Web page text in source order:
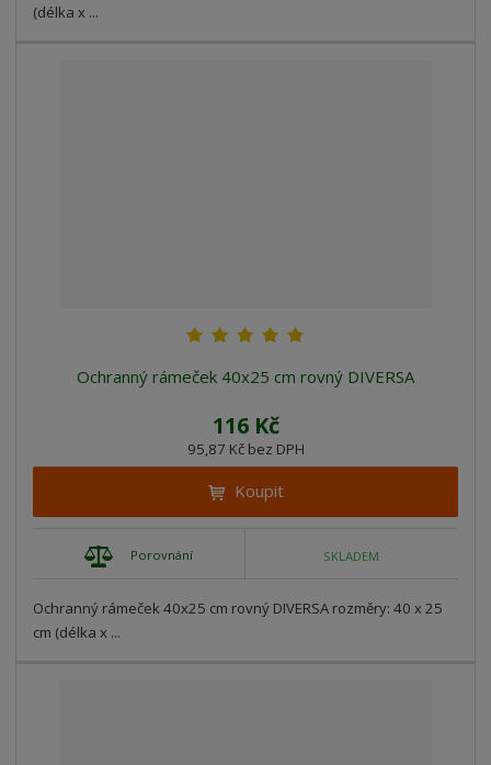
(délka x ...
Ochranný rámeček 40x25 cm rovný DIVERSA
116 Kč
95,87 Kč bez DPH
Koupit
Porovnání SKLADEM
Ochranný rámeček 40x25 cm rovný DIVERSA rozměry: 40 x 25
cm (délka x ...